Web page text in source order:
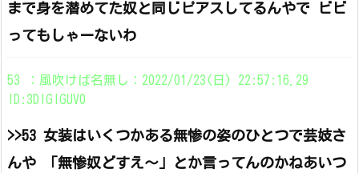
まで身を潜めてた奴と同じピアスしてるんやで ビビ
ってもしゃーないわ
53 ：風吹けば名無し：2022/01/23(日) 22:57:16.29
ID:3DIGlGUV0
>>53 女装はいくつかある無惨の姿のひとつで芸妓さ
んや 「無惨奴どすえ〜」とか言ってんのかねあいつ